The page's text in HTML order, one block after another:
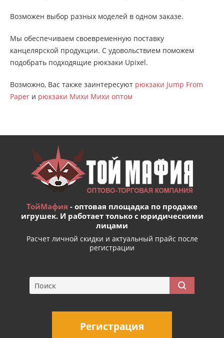
Возможен выбор разных моделей в одном заказе.
Мы обеспечиваем своевременную поставку
канцелярской продукции. С удовольствием поможем
подобрать подходящие рюкзаки Upixel.
Возможно, Вас также заинтересуют рюкзаки Jump From
Paper и рюкзаки Михи Михи оптом
ТойМафия - оптовая площадка по продаже
игрушек. И работает только с юридическими
лицами
Расчет личной скидки и актуальный прайс после
регистрации
Регистрация